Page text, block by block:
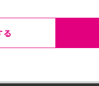
マちゃんを再現いたし
て持ち運べます。
収納することも可能で
る